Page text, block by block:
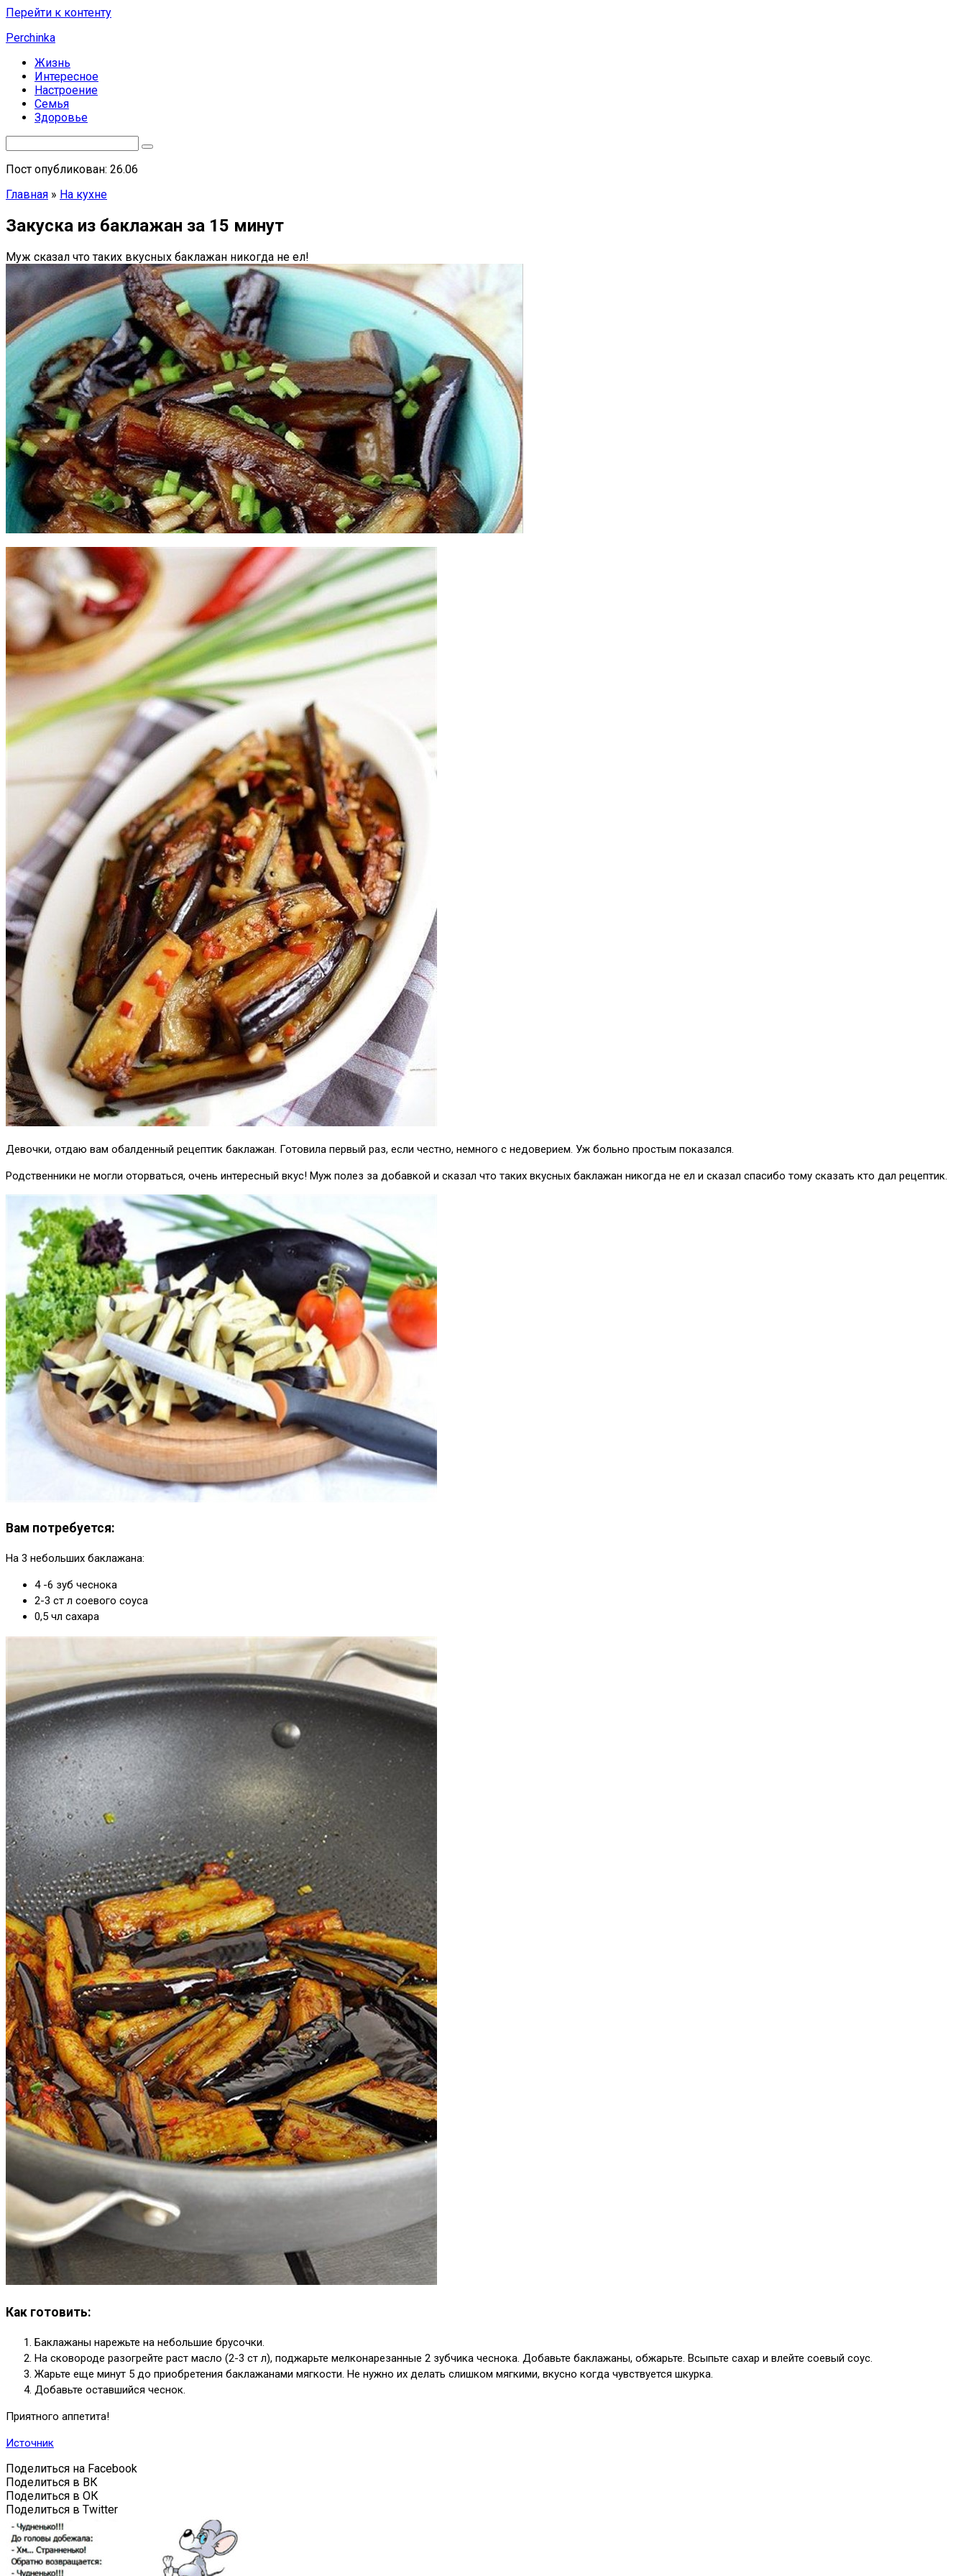
Перейти к контенту
Perchinka
Жизнь
Интересное
Настроение
Семья
Здоровье
Пост опубликован: 26.06
Главная » На кухне
Закуска из баклажан за 15 минут
Муж сказал что таких вкусных баклажан никогда не ел!
Девочки, отдаю вам обалденный рецептик баклажан. Готовила первый раз, если честно, немного с недоверием. Уж больно простым показался.
Родственники не могли оторваться, очень интересный вкус! Муж полез за добавкой и сказал что таких вкусных баклажан никогда не ел и сказал спасибо тому сказать кто дал рецептик.
Вам потребуется:
На 3 небольших баклажана:
4 -6 зуб чеснока
2-3 ст л соевого соуса
0,5 чл сахара
Как готовить:
Баклажаны нарежьте на небольшие брусочки.
На сковороде разогрейте раст масло (2-3 ст л), поджарьте мелконарезанные 2 зубчика чеснока. Добавьте баклажаны, обжарьте. Всыпьте сахар и влейте соевый соус.
Жарьте еще минут 5 до приобретения баклажанами мягкости. Не нужно их делать слишком мягкими, вкусно когда чувствуется шкурка.
Добавьте оставшийся чеснок.
Приятного аппетита!
Источник
Поделиться на Facebook
Поделиться в ВК
Поделиться в ОК
Поделиться в Twitter